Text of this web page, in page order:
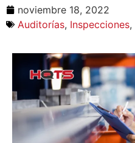
noviembre 18, 2022
Auditorías, Inspecciones,